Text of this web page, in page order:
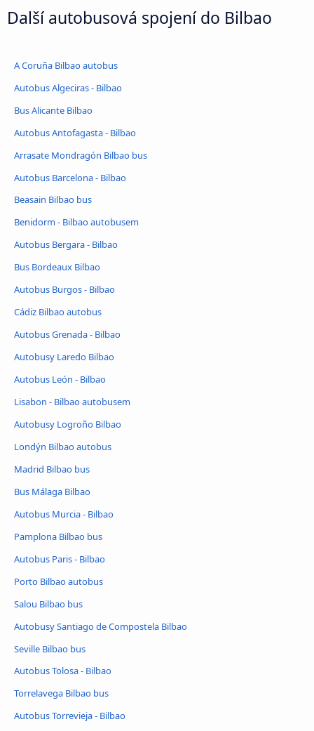
Další autobusová spojení do Bilbao
A Coruña Bilbao autobus
Autobus Algeciras - Bilbao
Bus Alicante Bilbao
Autobus Antofagasta - Bilbao
Arrasate Mondragón Bilbao bus
Autobus Barcelona - Bilbao
Beasain Bilbao bus
Benidorm - Bilbao autobusem
Autobus Bergara - Bilbao
Bus Bordeaux Bilbao
Autobus Burgos - Bilbao
Cádiz Bilbao autobus
Autobus Grenada - Bilbao
Autobusy Laredo Bilbao
Autobus León - Bilbao
Lisabon - Bilbao autobusem
Autobusy Logroño Bilbao
Londýn Bilbao autobus
Madrid Bilbao bus
Bus Málaga Bilbao
Autobus Murcia - Bilbao
Pamplona Bilbao bus
Autobus Paris - Bilbao
Porto Bilbao autobus
Salou Bilbao bus
Autobusy Santiago de Compostela Bilbao
Seville Bilbao bus
Autobus Tolosa - Bilbao
Torrelavega Bilbao bus
Autobus Torrevieja - Bilbao